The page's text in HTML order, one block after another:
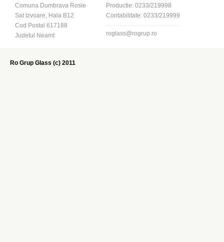
Comuna Dumbrava Rosie
Sat Izvoare, Hala B12
Cod Postal 617188
Judetul Neamt
Productie: 0233/219998
Contabilitate: 0233/219999
roglass@rogrup.ro
Ro Grup Glass (c) 2011